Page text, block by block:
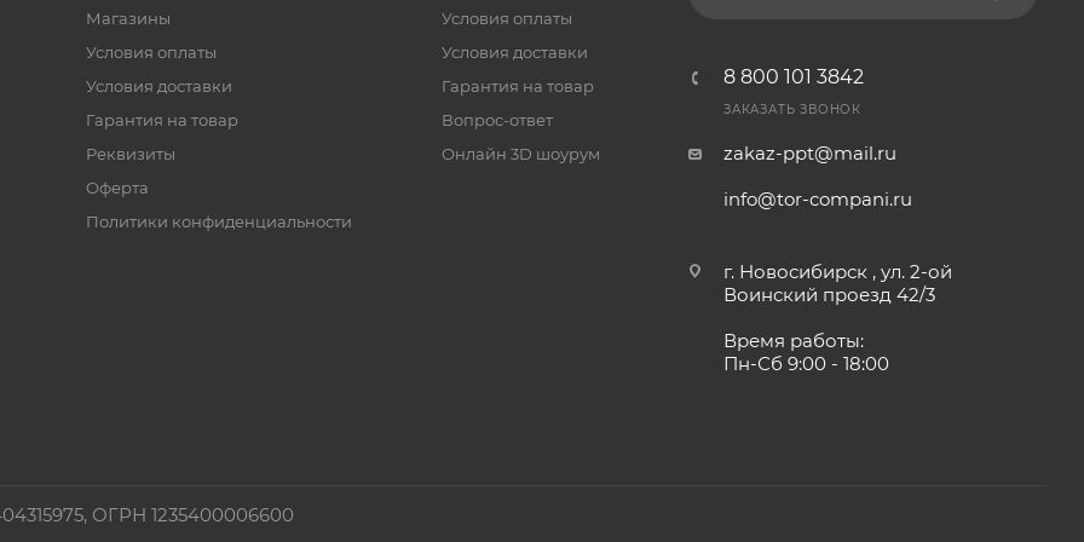
Магазины
Условия оплаты
Условия доставки
Гарантия на товар
Реквизиты
Оферта
Политики конфиденциальности
Условия оплаты
Условия доставки
Гарантия на товар
Вопрос-ответ
Онлайн 3D шоурум
8 800 101 3842
ЗАКАЗАТЬ ЗВОНОК
zakaz-ppt@mail.ru
info@tor-compani.ru
г. Новосибирск , ул. 2-ой
Воинский проезд 42/3
Время работы:
Пн-Сб 9:00 - 18:00
ОГРН 1235400006600